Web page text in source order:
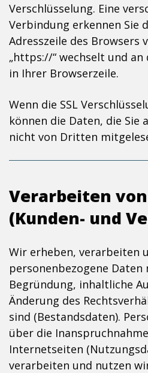
Verschlüsselung. Eine
Verbindung erkennen Sie
Adresszeile des Browsers
„https://“ wechselt und an
in Ihrer Browserzeile.
Wenn die SSL
können die Daten, die Sie
nicht von Dritten
Verarbeiten
(Kunden- und
Wir erheben, verarbeiten
personenbezogene
Begründung, inhaltliche
Änderung des
sind (Bestandsdaten).
über die
Internetseiten
verarbeiten und nutzen